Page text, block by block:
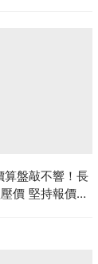
盤敲不響！長
價 堅持報價不